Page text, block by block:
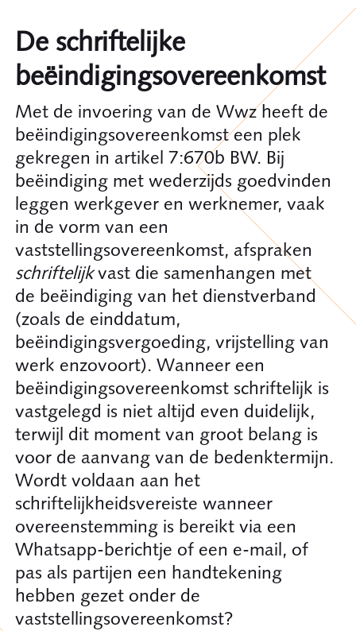
De schriftelijke
beëindigingsovereenkomst
Met de invoering van de Wwz heeft de
beëindigingsovereenkomst een plek
gekregen in artikel 7:670b BW. Bij
beëindiging met wederzijds goedvinden
leggen werkgever en werknemer, vaak
in de vorm van een
vaststellingsovereenkomst, afspraken
schriftelijkvast die samenhangen met
de beëindiging van het dienstverband
(zoals de einddatum,
beëindigingsvergoeding, vrijstelling van
werk enzovoort). Wanneer een
beëindigingsovereenkomst schriftelijk is
vastgelegd is niet altijd even duidelijk,
terwijl dit moment van groot belang is
voor de aanvang van de bedenktermijn.
Wordt voldaan aan het
schriftelijkheidsvereiste wanneer
overeenstemming is bereikt via een
Whatsapp-berichtje of een e-mail, of
pas als partijen een handtekening
hebben gezet onder de
vaststellingsovereenkomst?